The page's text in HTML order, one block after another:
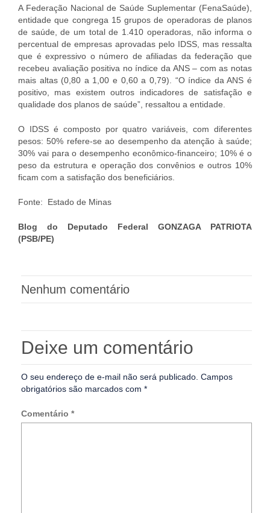
A Federação Nacional de Saúde Suplementar (FenaSaúde),
entidade que congrega 15 grupos de operadoras de planos
de saúde, de um total de 1.410 operadoras, não informa o
percentual de empresas aprovadas pelo IDSS, mas ressalta
que é expressivo o número de afiliadas da federação que
recebeu avaliação positiva no índice da ANS – com as notas
mais altas (0,80 a 1,00 e 0,60 a 0,79). “O índice da ANS é
positivo, mas existem outros indicadores de satisfação e
qualidade dos planos de saúde”, ressaltou a entidade.
O IDSS é composto por quatro variáveis, com diferentes
pesos: 50% refere-se ao desempenho da atenção à saúde;
30% vai para o desempenho econômico-financeiro; 10% é o
peso da estrutura e operação dos convênios e outros 10%
ficam com a satisfação dos beneficiários.
Fonte: Estado de Minas
Blog do Deputado Federal GONZAGA PATRIOTA
(PSB/PE)
Nenhum comentário
Deixe um comentário
O seu endereço de e-mail não será publicado. Campos
obrigatórios são marcados com *
Comentário *